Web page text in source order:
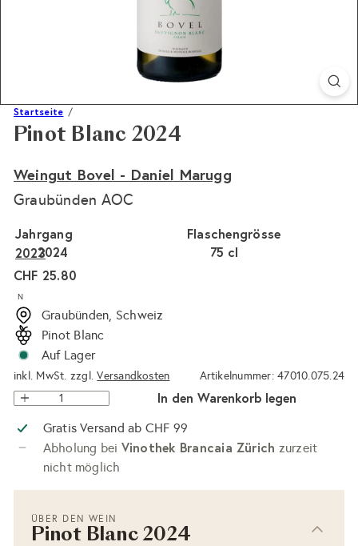
Startseite
Pinot Blanc 2024
Weingut Bovel - Daniel Marugg
Graubünden AOC
Flaschengrösse
75 cl
Jahrgang
2024
2023
Normaler
Preis
CHF 25.80
N
Graubünden, Schweiz
Pinot Blanc
Auf Lager
inkl. MwSt. zzgl.Versandkosten Artikelnummer: 47010.075.24
In den Warenkorb legen
Gratis Versand ab CHF 99
Abholung bei Vinothek Brancaia Zürich zurzeit
nicht möglich
ÜBER DEN WEIN
Pinot Blanc 2024